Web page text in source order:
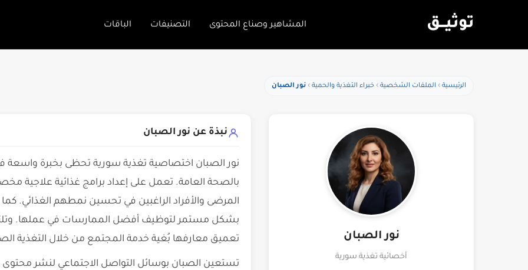
توثيـــق المشاهير وصناع المحتوى التصنيفات الباقات
الرئيسية الملفات الشخصية خبراء التغذية والحمية نور الصبان
نور الصبان
أخصائية تغذية سورية
نبذة عن نور الصبان
نور الصبان اختصاصية تغذية سورية تحظى بخبرة واسعة
بالصحة العامة. تعمل على إعداد برامج غذائية علاجية
المرضى والأفراد الراغبين في تحسين نمطهم الغذائي. كما
بشكل مستمر لتوظيف أفضل الممارسات في عملها. وتلتزم
تعميق معارفها بُغية خدمة المجتمع من خلال التغذية
تستعين الصبان بوسائل التواصل الاجتماعي لنشر